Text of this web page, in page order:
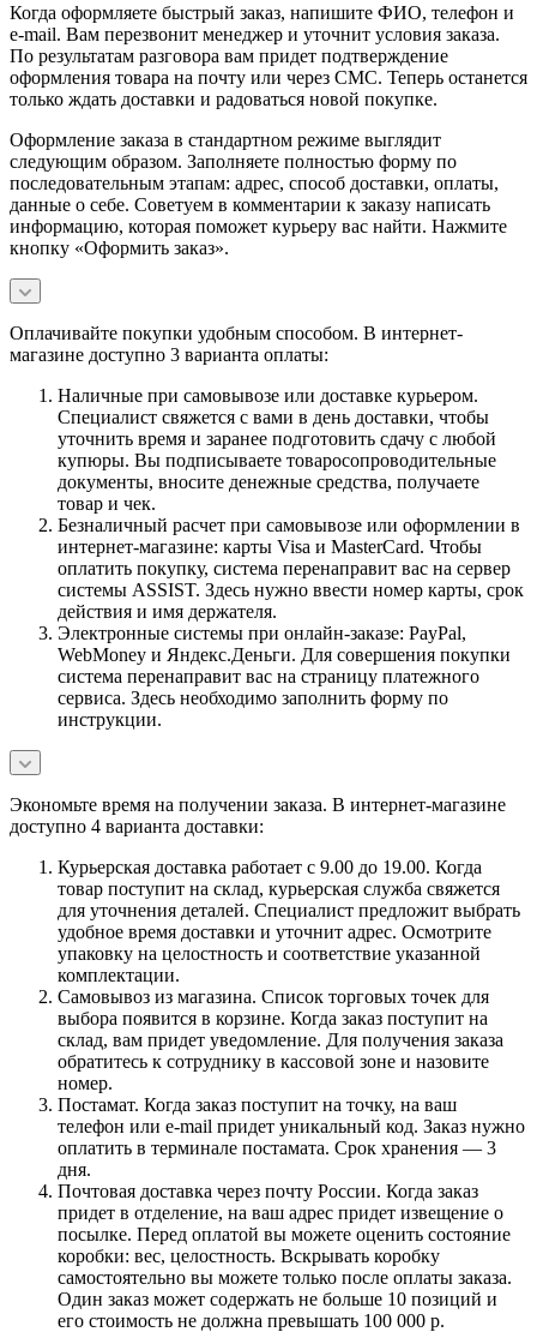
Когда оформляете быстрый заказ, напишите ФИО, телефон и
e-mail. Вам перезвонит менеджер и уточнит условия заказа.
По результатам разговора вам придет подтверждение
оформления товара на почту или через СМС. Теперь останется
только ждать доставки и радоваться новой покупке.
Оформление заказа в стандартном режиме выглядит
следующим образом. Заполняете полностью форму по
последовательным этапам: адрес, способ доставки, оплаты,
данные о себе. Советуем в комментарии к заказу написать
информацию, которая поможет курьеру вас найти. Нажмите
кнопку «Оформить заказ».
Оплачивайте покупки удобным способом. В интернет-
магазине доступно 3 варианта оплаты:
Наличные при самовывозе или доставке курьером.
Специалист свяжется с вами в день доставки, чтобы
уточнить время и заранее подготовить сдачу с любой
купюры. Вы подписываете товаросопроводительные
документы, вносите денежные средства, получаете
товар и чек.
Безналичный расчет при самовывозе или оформлении в
интернет-магазине: карты Visa и MasterCard. Чтобы
оплатить покупку, система перенаправит вас на сервер
системы ASSIST. Здесь нужно ввести номер карты, срок
действия и имя держателя.
Электронные системы при онлайн-заказе: PayPal,
WebMoney и Яндекс.Деньги. Для совершения покупки
система перенаправит вас на страницу платежного
сервиса. Здесь необходимо заполнить форму по
инструкции.
Экономьте время на получении заказа. В интернет-магазине
доступно 4 варианта доставки:
Курьерская доставка работает с 9.00 до 19.00. Когда
товар поступит на склад, курьерская служба свяжется
для уточнения деталей. Специалист предложит выбрать
удобное время доставки и уточнит адрес. Осмотрите
упаковку на целостность и соответствие указанной
комплектации.
Самовывоз из магазина. Список торговых точек для
выбора появится в корзине. Когда заказ поступит на
склад, вам придет уведомление. Для получения заказа
обратитесь к сотруднику в кассовой зоне и назовите
номер.
Постамат. Когда заказ поступит на точку, на ваш
телефон или e-mail придет уникальный код. Заказ нужно
оплатить в терминале постамата. Срок хранения — 3
дня.
Почтовая доставка через почту России. Когда заказ
придет в отделение, на ваш адрес придет извещение о
посылке. Перед оплатой вы можете оценить состояние
коробки: вес, целостность. Вскрывать коробку
самостоятельно вы можете только после оплаты заказа.
Один заказ может содержать не больше 10 позиций и
его стоимость не должна превышать 100 000 р.